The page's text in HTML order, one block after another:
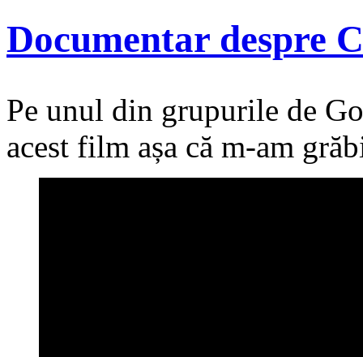
Documentar despre
Pe unul din grupurile de
acest film așa că m-am